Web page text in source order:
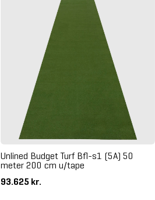
Unlined Budget Turf Bfl-s1 (5A) 50
meter 200 cm u/tape
93.625 kr.